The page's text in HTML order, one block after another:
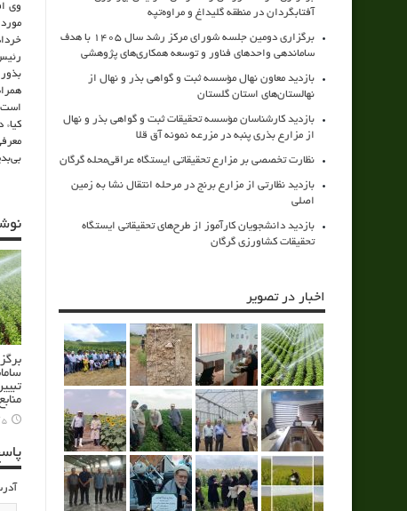
وی
خرداد ۱۴۰۵ آغاز
5 آگوست 2026
آفتابگردان در منطقه گلیداغ و مراوه‌تپه
برگزاری دومین جلسه شورای مرکز رشد سال ۱۴۰۵ با هدف
ساماندهی واحدهای فناور و توسعه همکاری‌های پژوهشی
بازدید معاون نهال مؤسسه ثبت و گواهی بذر و نهال از
نهالستان‌های استان گلستان
بازدید کارشناسان مؤسسه تحقیقات ثبت و گواهی بذر و نهال
از مزارع بذری پنبه در مزرعه نمونه آق قلا
نظارت تخصصی بر مزارع تحقیقاتی ایستگاه عراقی‌محله گرگان
بازدید نظارتی از مزارع برنج در مرحله انتقال نشا به زمین
اصلی
بازدید دانشجویان کارآموز از طرح‌های تحقیقاتی ایستگاه
تحقیقات کشاورزی گرگان
اخبار در تصویر